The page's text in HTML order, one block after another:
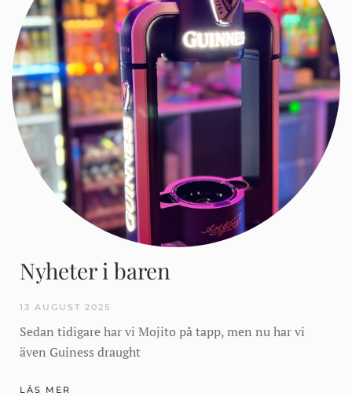
Nyheter i baren
13 AUGUST 2025
Sedan tidigare har vi Mojito på tapp, men nu har vi
även Guiness draught
LÄS MER